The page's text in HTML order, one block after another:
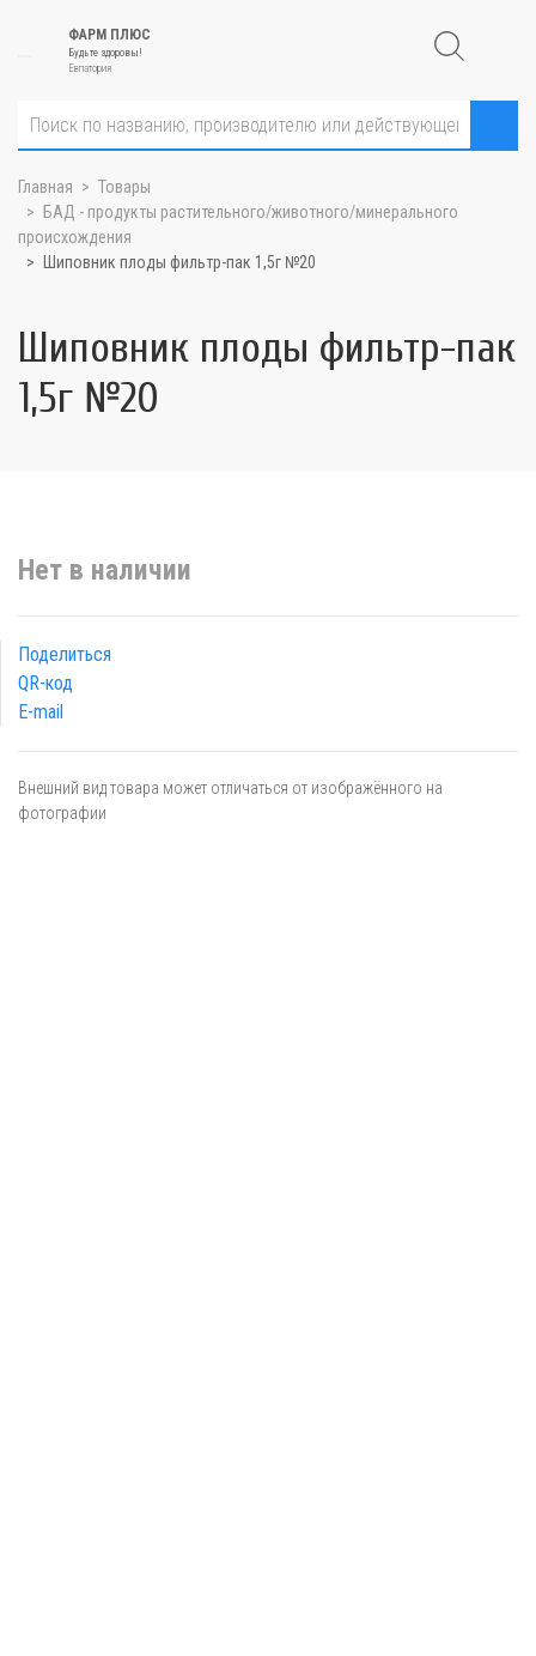
ФАРМ ПЛЮС
Будьте здоровы!
Евпатория
Главная
Товары
БАД - продукты растительного/животного/минерального
происхождения
Шиповник плоды фильтр-пак 1,5г №20
Шиповник плоды фильтр-пак
1,5г №20
Нет в наличии
Поделиться
QR-код
E-mail
Внешний вид товара может отличаться от изображённого на
фотографии